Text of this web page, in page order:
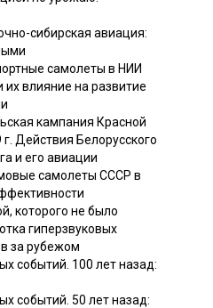
сибирская авиация:
самолеты в НИИ
влияние на развитие
кампания Красной
Действия Белорусского
и его авиации
самолеты СССР в
которого не было
гиперзвуковых
за рубежом
событий. 100 лет назад:
событий. 50 лет назад: